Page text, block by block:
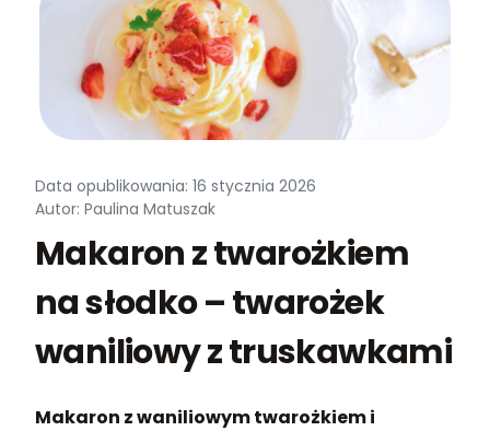
Data opublikowania: 16 stycznia 2026
Autor: Paulina Matuszak
Makaron z twarożkiem
na słodko – twarożek
waniliowy z truskawkami
Makaron z waniliowym twarożkiem i